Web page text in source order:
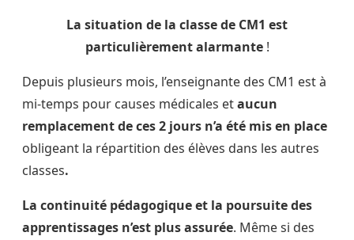
La situation de la classe de CM1 est
particulièrement alarmante!
Depuis plusieurs mois, l’enseignante des CM1 est à
mi-temps pour causes médicales etaucun
remplacement de ces 2 jours n’a été mis en place
obligeant la répartition des élèves dans les autres
classes.
La continuité pédagogique et la poursuite des
apprentissages n’est plus assurée. Même si des